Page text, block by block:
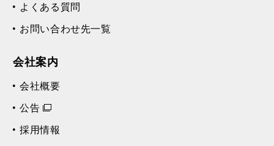
よくある質問
お問い合わせ先一覧
会社案内
会社概要
公告
採用情報